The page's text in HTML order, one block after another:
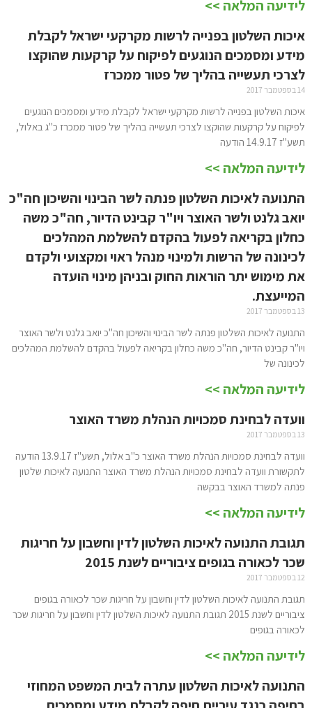
לידיעה המלאה >>
איכות השלטון בפנייה לרשות מקרקעי ישראל לקבלת
מידע ומסמכים הנוגעים לפיקוח על קרקעות שהוקצו
לצרכי תעשייה בהליך של פטור ממכרז
14 בספטמבר 2017
איכות השלטון בפנייה לרשות מקרקעי ישראל לקבלת מידע ומסמכים הנוגעים
לפיקוח על קרקעות שהוקצו לצרכי תעשייה בהליך של פטור ממכרז כ"ג באלול,
תשע"ז 14.9.17 הודעה
לידיעה המלאה >>
התנועה לאיכות השלטון פנתה לשר הבינוי והשיכון חה"כ
יואב גלנט ולשר האוצר ויו"ר קבינט הדיור, חה"כ משה
כחלון בקריאה לפעול בהקדם להשלמת המהלכים
לכינונה של הרשות ולמינוי מנהל ראוי ומקצועי ולקדם
את מימוש יתר הוראות החוק ובניהן מינוי הועדה
המייעצת.
13 בספטמבר 2017
התנועה לאיכות השלטון פנתה לשר הבינוי והשיכון חה"כ יואב גלנט ולשר האוצר
ויו"ר קבינט הדיור, חה"כ משה כחלון בקריאה לפעול בהקדם להשלמת המהלכים
לכינונה של
לידיעה המלאה >>
וועדה לבחינת סמכויות הנהלת משרד האוצר
13 בספטמבר 2017
וועדה לבחינת סמכויות הנהלת משרד האוצר כ"ב אלול, תשע"ז 13.9.17 הודעה
לתקשורת וועדה לבחינת סמכויות הנהלת משרד האוצר התנועה לאיכות שלטון
פנתה למשרד האוצר בבקשה
לידיעה המלאה >>
תגובת התנועה לאיכות השלטון לדין וחשבון על חריגות
שכר לכאורה בגופים ציבוריים לשנת 2015
12 בספטמבר 2017
תגובת התנועה לאיכות השלטון לדין וחשבון על חריגות שכר לכאורה בגופים
ציבוריים לשנת 2015 תגובת התנועה לאיכות השלטון לדין וחשבון על חריגות שכר
לכאורה בגופים
לידיעה המלאה >>
התנועה לאיכות השלטון עתרה לבית המשפט המחוזי